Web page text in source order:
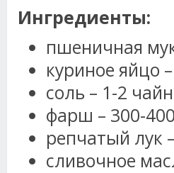
Ингредиенты:
пшеничная
куриное яйцо
соль – 1-2
фарш – 300-
репчатый лук
сливочное